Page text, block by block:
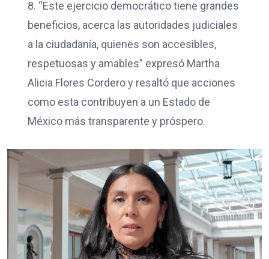
8. “Este ejercicio democrático tiene grandes
beneficios, acerca las autoridades judiciales
a la ciudadanía, quienes son accesibles,
respetuosas y amables” expresó Martha
Alicia Flores Cordero y resaltó que acciones
como esta contribuyen a un Estado de
México más transparente y próspero.